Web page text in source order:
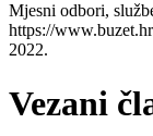
Mjesni odbori,
https://
2022.
Vezani